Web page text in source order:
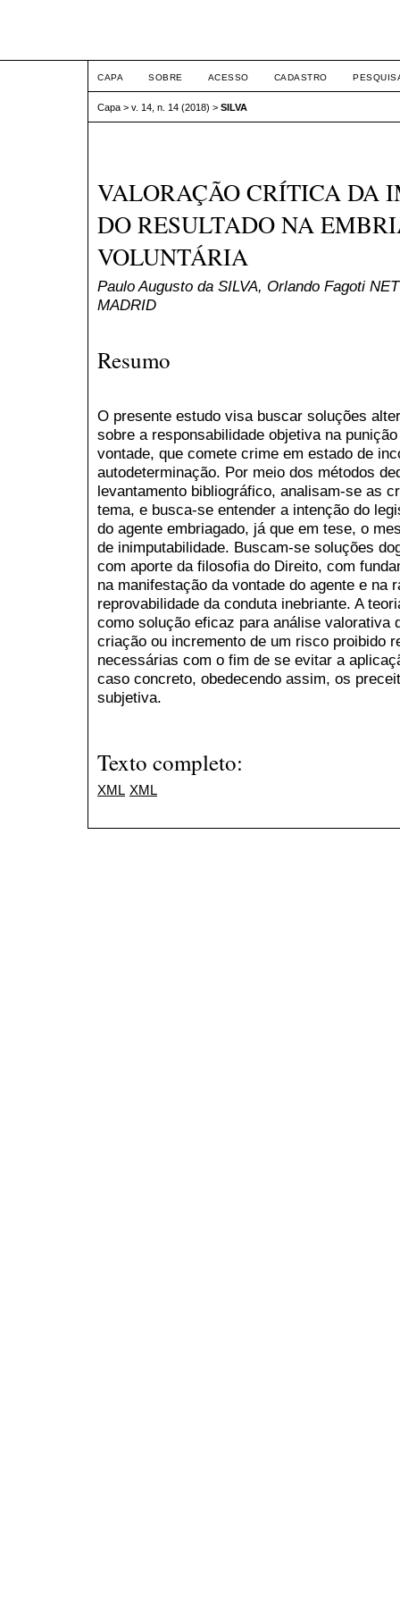
CAPA SOBRE ACESSO CADASTRO
Capa > v. 14, n. 14 (2018) > SILVA
VALORAÇÃO CRÍTICA DA
DO RESULTADO NA
VOLUNTÁRIA
Paulo Augusto da SILVA, Orlando Fagoti
MADRID
Resumo
O presente estudo visa buscar soluções
sobre a responsabilidade objetiva na
vontade, que comete crime em estado de
autodeterminação. Por meio dos métodos
levantamento bibliográfico, analisam-se as
tema, e busca-se entender a intenção do
do agente embriagado, já que em tese, o
de inimputabilidade. Buscam-se soluções
com aporte da filosofia do Direito, com
na manifestação da vontade do agente e na
reprovabilidade da conduta inebriante. A
como solução eficaz para análise valorativa
criação ou incremento de um risco proibido
necessárias com o fim de se evitar a
caso concreto, obedecendo assim, os
subjetiva.
Texto completo:
XML XML